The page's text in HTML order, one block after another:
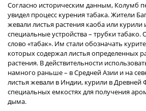
Согласно историческим данным, Колумб
увидел процесс курения табака. Жители
жевали листья растения каоба или курили
специальные устройства – трубки табако.
слово «табак». Им стали обозначать
которых содержал листья определенных
растения. В действительности
намного раньше – в Средней Азии и на
листья жевали в Индии, курили в Древней
специальных емкостях для получения
дыма.